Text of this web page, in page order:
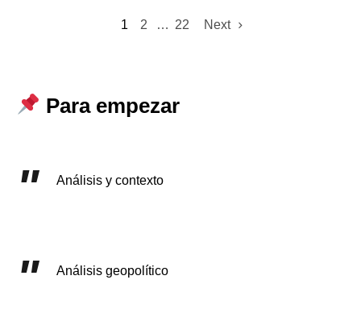
1 2 … 22 Next
Para empezar
Análisis y contexto
Análisis geopolítico